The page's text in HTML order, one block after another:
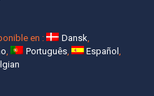
en :
Dansk
Português
Español